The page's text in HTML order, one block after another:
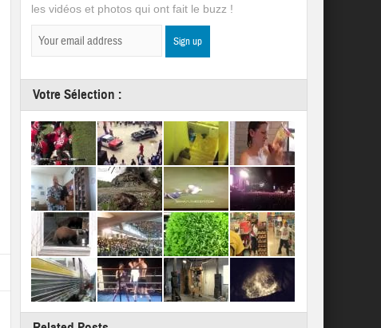
les vidéos et photos qui ont fait le buzz !
Votre Sélection :